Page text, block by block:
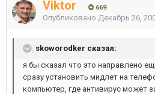
Viktor 669
Опубликовано Декабрь 26,
skoworodker сказал:
я бы сказал что это направлено
сразу установить мидлет на
компьютер, где антивирус может